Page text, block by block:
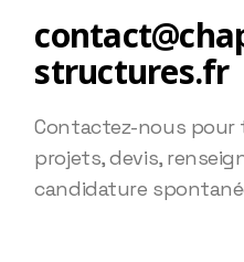
structures.fr
Contactez-nous pour
projets, devis,
candidature